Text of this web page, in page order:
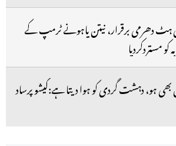
ہٹ دھرمی برقرار، نیتن یاہونے ٹرمپ کے
مستردکردیا
بھی ہو، دہشت گردی کو ہوا دیتا ہے:کیشو پرساد